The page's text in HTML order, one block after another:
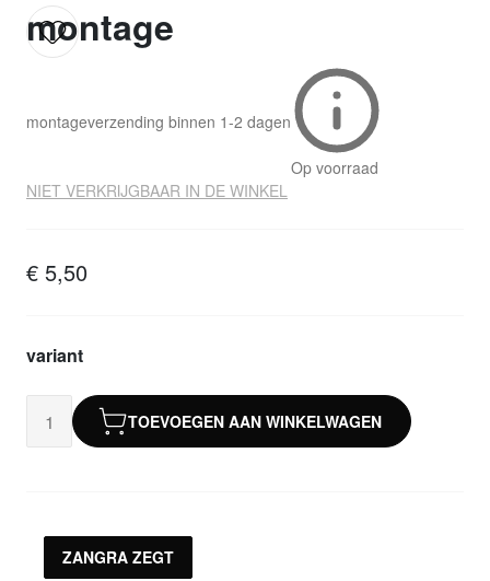
montage
montageverzending binnen 1-2 dagen
Op voorraad
NIET VERKRIJGBAAR IN DE WINKEL
€ 5,50
variant
TOEVOEGEN AAN WINKELWAGEN
ZANGRA ZEGT